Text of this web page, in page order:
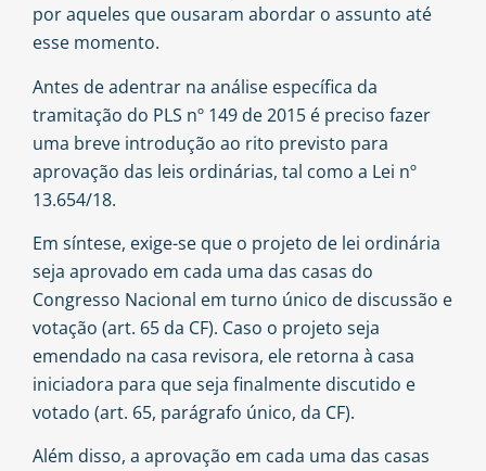
por aqueles que ousaram abordar o assunto até
esse momento.
Antes de adentrar na análise específica da
tramitação do PLS nº 149 de 2015 é preciso fazer
uma breve introdução ao rito previsto para
aprovação das leis ordinárias, tal como a Lei nº
13.654/18.
Em síntese, exige-se que o projeto de lei ordinária
seja aprovado em cada uma das casas do
Congresso Nacional em turno único de discussão e
votação (art. 65 da CF). Caso o projeto seja
emendado na casa revisora, ele retorna à casa
iniciadora para que seja finalmente discutido e
votado (art. 65, parágrafo único, da CF).
Além disso, a aprovação em cada uma das casas